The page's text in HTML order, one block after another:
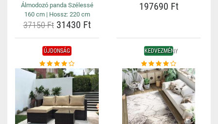
Álmodozó panda Szélessé
160 cm | Hossz: 220 cm
37150 Ft31430 Ft
197690 Ft
ÚJDONSÁG KEDVEZMÉNY